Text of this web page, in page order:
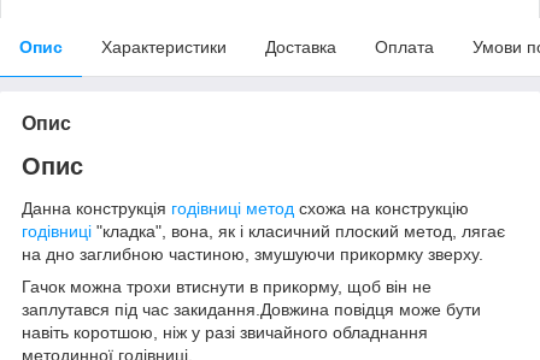
Опис Характеристики Доставка Оплата Умови
Опис
Опис
Данна конструкція годівниці метод схожа на конструкцію
годівниці "кладка", вона, як і класичний плоский метод, лягає
на дно заглибною частиною, змушуючи прикормку зверху.
Гачок можна трохи втиснути в прикорму, щоб він не
заплутався під час закидання.Довжина повідця може бути
навіть коротшою, ніж у разі звичайного обладнання
методинної годівниці.